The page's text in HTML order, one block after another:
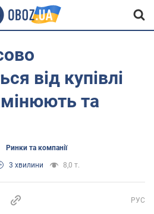
від купівлі
та
Ринки та компанії
3 хвилини 8,0 т.
РУС